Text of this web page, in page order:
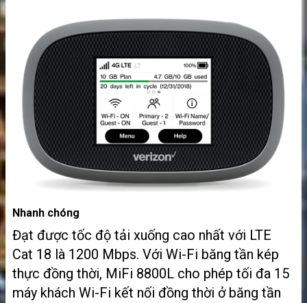
Nhanh chóng
Đạt được tốc độ tải xuống cao nhất với LTE
Cat 18 là 1200 Mbps. Với Wi-Fi băng tần kép
thực đồng thời, MiFi 8800L cho phép tối đa 15
máy khách Wi-Fi kết nối đồng thời ở băng tần